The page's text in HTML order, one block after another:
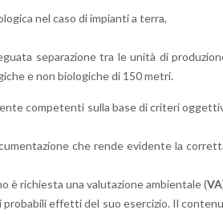
nel caso di im­pian­ti a terra,
se­pa­ra­zio­ne tra le unità di
e non bio­lo­g­i­che di 150 metri.
com­pe­ten­ti sulla base di cri­te­ri
che rende evi­den­te la
è ri­chie­sta una va­lu­ta­zio­ne am­bien­ta­le (VA
pro­ba­bi­li ef­fet­ti del suo eser­ci­zio. Il